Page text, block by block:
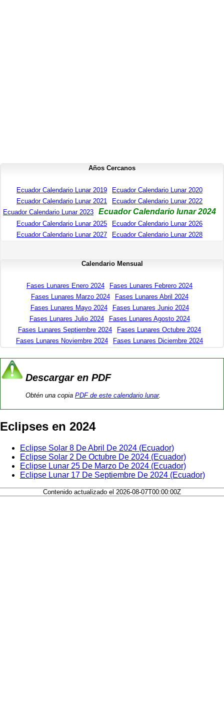
Años Cercanos
Ecuador Calendario Lunar 2019
Ecuador Calendario Lunar 2020
Ecuador Calendario Lunar 2021
Ecuador Calendario Lunar 2022
Ecuador Calendario Lunar 2023
Ecuador Calendario lunar 2024
Ecuador Calendario Lunar 2025
Ecuador Calendario Lunar 2026
Ecuador Calendario Lunar 2027
Ecuador Calendario Lunar 2028
Calendario Mensual
Fases Lunares Enero 2024
Fases Lunares Febrero 2024
Fases Lunares Marzo 2024
Fases Lunares Abril 2024
Fases Lunares Mayo 2024
Fases Lunares Junio 2024
Fases Lunares Julio 2024
Fases Lunares Agosto 2024
Fases Lunares Septiembre 2024
Fases Lunares Octubre 2024
Fases Lunares Noviembre 2024
Fases Lunares Diciembre 2024
Descargar en PDF
Obtén una copia PDF de este calendario lunar.
Eclipses en 2024
Eclipse Solar 8 De Abril De 2024 (Ecuador)
Eclipse Solar 2 De Octubre De 2024 (Ecuador)
Eclipse Lunar 25 De Marzo De 2024 (Ecuador)
Eclipse Lunar 17 De Septiembre De 2024 (Ecuador)
Contenido actualizado el 2026-08-07T00:00:00Z